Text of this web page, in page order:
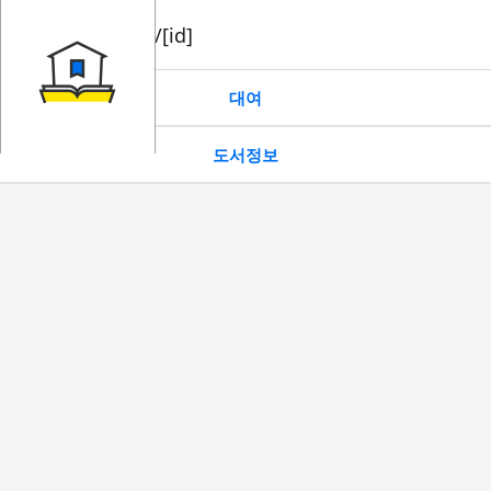
book/rent/[id]
대여
도서정보